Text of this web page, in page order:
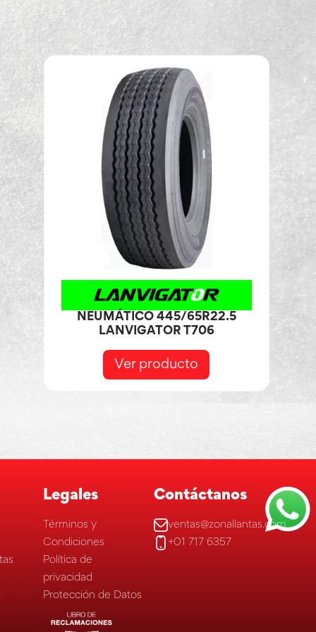
NEUMÁTICO 445/65R22.5
LANVIGATOR T706
Ver producto
Legales
Términos y
Condiciones
Política de
privacidad
Protección de Datos
Contáctanos
ventas@zonallantas.com
+01 717 6357